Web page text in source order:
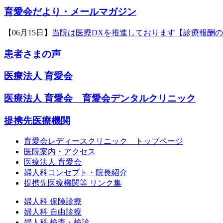
育愛会だより・メールマガジン
【06月15日】 当院は医療DXを推進しております【診療報酬
患者さまの声
医療法人 育愛会
医療法人 育愛会 育愛会デンタルクリニック
提携先医療機関
育愛会レディースクリニック トップページ
医院案内・アクセス
医療法人 育愛会
婦人科コンセプト・院長紹介
提携先医療機関等 リンク集
婦人科 保険診療
婦人科 自由診療